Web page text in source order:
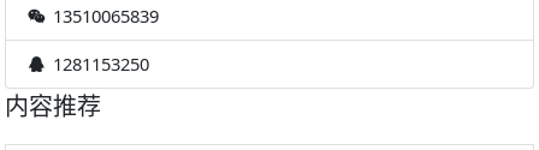
13510065839
1281153250
内容推荐